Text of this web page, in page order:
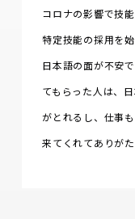
コロナの影響で技
特定技能の採用を始
日本語の面が不安
てもらった人は、
がとれるし、仕事
来てくれてありがた